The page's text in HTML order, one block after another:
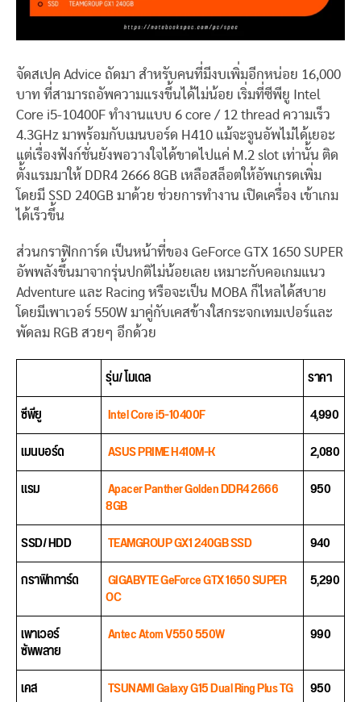
จัดสเปค Advice ถัดมา สำหรับคนที่มีงบเพิ่มอีกหน่อย 16,000
บาท ที่สามารถอัพความแรงขึ้นได้ไม่น้อย เริ่มที่ซีพียู Intel
Core i5-10400F ทำงานแบบ 6 core / 12 thread ความเร็ว
4.3GHz มาพร้อมกับเมนบอร์ด H410 แม้จะจูนอัพไม่ได้เยอะ
แต่เรื่องฟังก์ชั่นยังพอวางใจได้ขาดไปแค่ M.2 slot เท่านั้น ติด
ตั้งแรมมาให้ DDR4 2666 8GB เหลือสล็อตให้อัพเกรดเพิ่ม
โดยมี SSD 240GB มาด้วย ช่วยการทำงาน เปิดเครื่อง เข้าเกม
ได้เร็วขึ้น
ส่วนกราฟิกการ์ด เป็นหน้าที่ของ GeForce GTX 1650 SUPER
อัพพลังขึ้นมาจากรุ่นปกติไม่น้อยเลย เหมาะกับคอเกมแนว
Adventure และ Racing หรือจะเป็น MOBA ก็ไหลได้สบาย
โดยมีเพาเวอร์ 550W มาคู่กับเคสข้างใสกระจกเทมเปอร์และ
พัดลม RGB สวยๆ อีกด้วย
รุ่น/ โมเดล
ราคา
ซีพียู
Intel Core i5-10400F
4,990
เมนบอร์ด
ASUS PRIME H410M-K
2,080
แรม
Apacer Panther Golden DDR4 2666
8GB
950
SSD/ HDD TEAMGROUP GX1 240GB SSD
940
กราฟิกการ์ด
GIGABYTE GeForce GTX 1650 SUPER
OC
5,290
เพาเวอร์
ซัพพลาย
Antec Atom V550 550W 990
เคส TSUNAMI Galaxy G15 Dual Ring Plus TG
950